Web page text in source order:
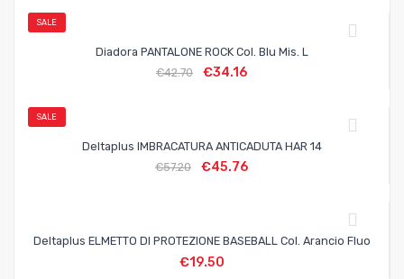
SALE
Diadora PANTALONE ROCK Col. Blu Mis. L
€42.70 €34.16
SALE
Deltaplus IMBRACATURA ANTICADUTA HAR 14
€57.20 €45.76
Deltaplus ELMETTO DI PROTEZIONE BASEBALL Col. Arancio Fluo
€19.50